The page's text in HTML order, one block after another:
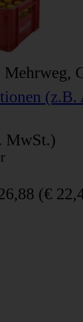
Mehrweg,
MwSt.)
(€